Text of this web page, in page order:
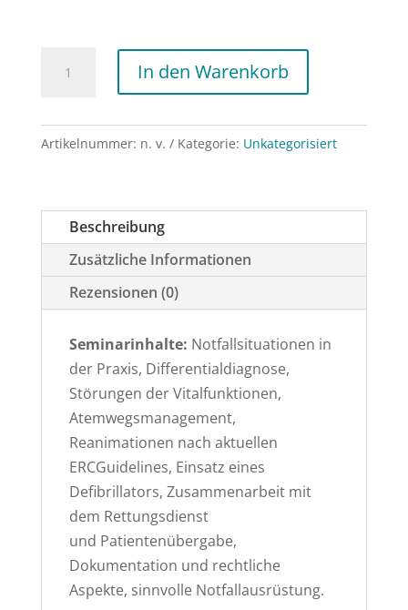
Naturheilpraxis
In den Warenkorb
Artikelnummer: n. v. Kategorie: Unkategorisiert
Beschreibung
Zusätzliche Informationen
Rezensionen (0)
Seminarinhalte: Notfallsituationen in
der Praxis, Differentialdiagnose,
Störungen der Vitalfunktionen,
Atemwegsmanagement,
Reanimationen nach aktuellen
ERCGuidelines, Einsatz eines
Defibrillators, Zusammenarbeit mit
dem Rettungsdienst
und Patientenübergabe,
Dokumentation und rechtliche
Aspekte, sinnvolle Notfallausrüstung.